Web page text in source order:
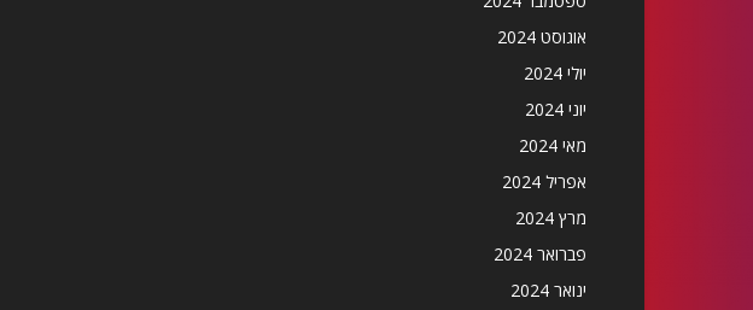
אוגוסט 2024
יולי 2024
יוני 2024
מאי 2024
אפריל 2024
מרץ 2024
פברואר 2024
ינואר 2024